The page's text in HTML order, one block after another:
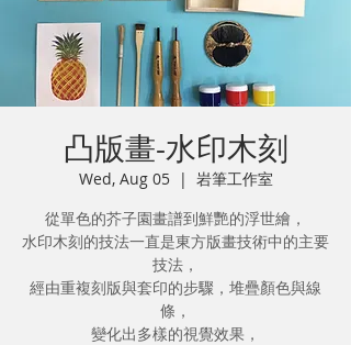
凸版畫-水印木刻
Wed, Aug 05
  |
岩筆工作室
從單色的芥子園畫譜到鮮艷的浮世繪，
水印木刻的技法一直是東方版畫技術中的主要
技法，
經由重複刻版與套印的步驟，堆疊顏色與線
條，
變化出多樣的視覺效果，